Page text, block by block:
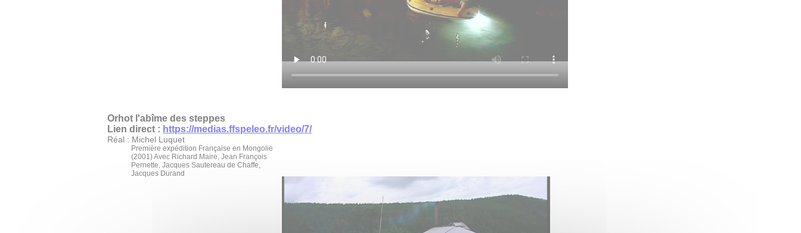
Orhot l'abîme des steppes
Lien direct : https://medias.ffspeleo.fr/video/7/
Réal : Michel Luquet
Première expédition Française en Mongolie
(2001) Avec Richard Maire, Jean François
Pernette, Jacques Sautereau de Chaffe,
Jacques Durand